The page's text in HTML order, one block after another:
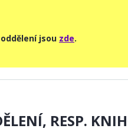
jsou zde.
RESP.